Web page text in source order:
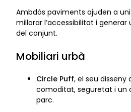
Ambdós paviments ajuden a
millorar l’accessibilitat i
del conjunt.
Mobiliari urbà
Circle Puff, el seu
comoditat, seguretat i un
parc.